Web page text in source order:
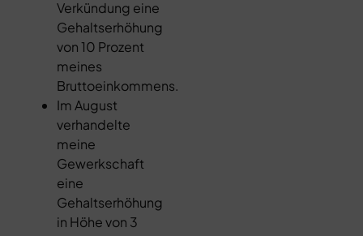
Verkündung eine
Gehaltserhöhung
von 10 Prozent
meines
Bruttoeinkommens.
Im August
verhandelte
meine
Gewerkschaft
eine
Gehaltserhöhung
in Höhe von 3